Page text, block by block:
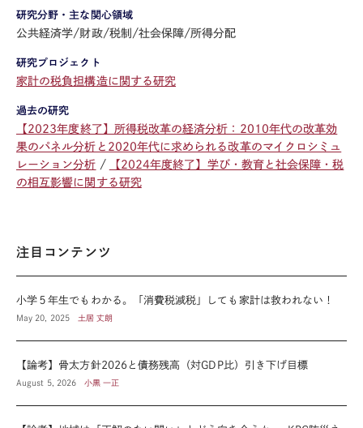
研究分野・主な関心領域
公共経済学/財政/税制/社会保障/所得分配
研究プロジェクト
家計の税負担構造に関する研究
過去の研究
【2023年度終了】所得税改革の経済分析：2010年代の改革効
果のパネル分析と2020年代に求められる改革のマイクロシミュ
レーション分析
【2024年度終了】学び・教育と社会保障・税
の相互影響に関する研究
注目コンテンツ
小学５年生でもわかる。「消費税減税」しても家計は救われない！
May 20, 2025 土居 丈朗
【論考】骨太方針2026と債務残高（対GDP比）引き下げ目標
August 5, 2026 小黒 一正